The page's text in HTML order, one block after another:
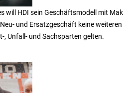
will HDI sein Geschäftsmodell mit
und Ersatzgeschäft keine
Unfall- und Sachsparten gelten.